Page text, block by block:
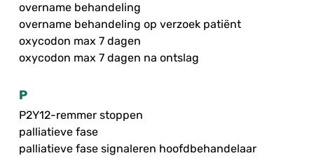
overname behandeling
overname behandeling op verzoek patiënt
oxycodon max 7 dagen
oxycodon max 7 dagen na ontslag
P
P2Y12-remmer stoppen
palliatieve fase
palliatieve fase signaleren hoofdbehandelaar